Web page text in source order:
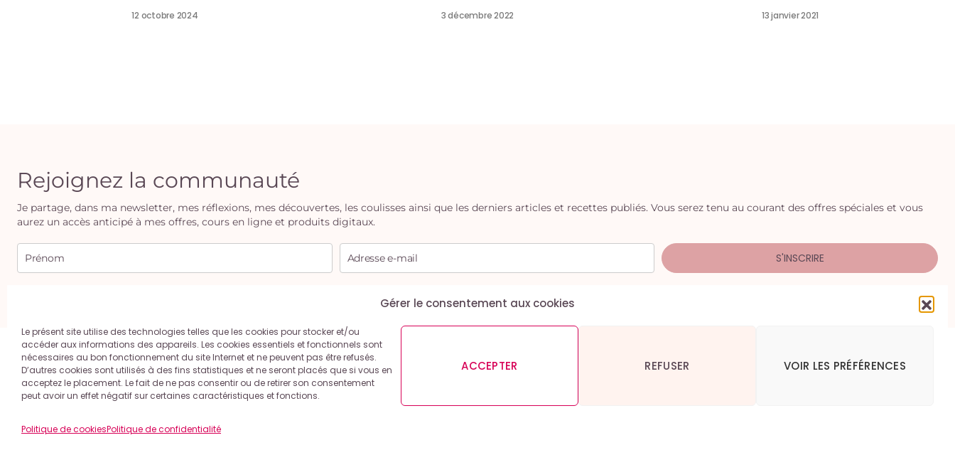
Gérer le consentement aux cookies
Le présent site utilise des technologies telles que les cookies pour stocker et/ou
accéder aux informations des appareils. Les cookies essentiels et fonctionnels sont
nécessaires au bon fonctionnement du site Internet et ne peuvent pas être refusés.
D’autres cookies sont utilisés à des fins statistiques et ne seront placés que si vous en
acceptez le placement. Le fait de ne pas consentir ou de retirer son consentement
peut avoir un effet négatif sur certaines caractéristiques et fonctions.
ACCEPTER REFUSER VOIR LES PRÉFÉRENCES
Politique de cookiesPolitique de confidentialité
12 octobre 2024 3 décembre 2022 13 janvier 2021
Rejoignez la communauté
Je partage, dans ma newsletter, mes réflexions, mes découvertes, les coulisses ainsi que les derniers articles et recettes publiés. Vous serez tenu au courant des offres spéciales et vous
aurez un accès anticipé à mes offres, cours en ligne et produits digitaux.
S'INSCRIRE
Contact A propos Mentions légales et conditions générales d’utilisation Politique de cookies (UE) Politique de confidentialité